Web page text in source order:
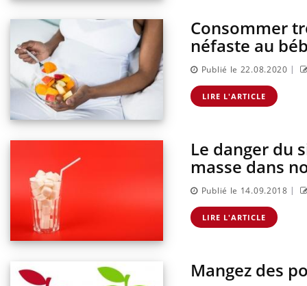
Consommer
néfaste au
Publié le 22.08.2020 |
LIRE L'ARTICLE
Le danger du
masse dans
Publié le 14.09.2018 |
LIRE L'ARTICLE
Mangez des